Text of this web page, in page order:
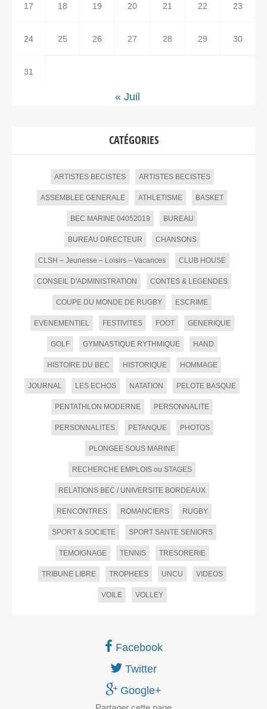
17 18 19 20 21 22 23
24 25 26 27 28 29 30
31
« Juil
CATÉGORIES
ARTISTES BECISTES ARTISTES BECISTES
ASSEMBLEE GENERALE ATHLETISME BASKET
BEC MARINE 04052019 BUREAU
BUREAU DIRECTEUR CHANSONS
CLSH – Jeunesse – Loisirs – Vacances CLUB HOUSE
CONSEIL D'ADMINISTRATION CONTES & LEGENDES
COUPE DU MONDE DE RUGBY ESCRIME
EVENEMENTIEL FESTIVITES FOOT GENERIQUE
GOLF GYMNASTIQUE RYTHMIQUE HAND
HISTOIRE DU BEC HISTORIQUE HOMMAGE
JOURNAL LES ECHOS NATATION PELOTE BASQUE
PENTATHLON MODERNE PERSONNALITE
PERSONNALITES PETANQUE PHOTOS
PLONGEE SOUS MARINE
RECHERCHE EMPLOIS ou STAGES
RELATIONS BEC / UNIVERSITE BORDEAUX
RENCONTRES ROMANCIERS RUGBY
SPORT & SOCIETE SPORT SANTE SENIORS
TEMOIGNAGE TENNIS TRESORERIE
TRIBUNE LIBRE TROPHEES UNCU VIDEOS
VOILE VOLLEY
Facebook
Twitter
Google+